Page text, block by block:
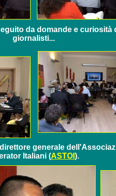
da domande e curiosità
giornalisti...
generale
Italiani (ASTOI ).